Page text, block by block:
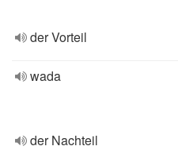
der Vorteil
wada
der Nachteil